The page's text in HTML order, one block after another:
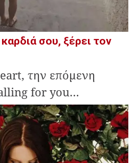
σου, ξέρει τον
την επόμενη
for you…